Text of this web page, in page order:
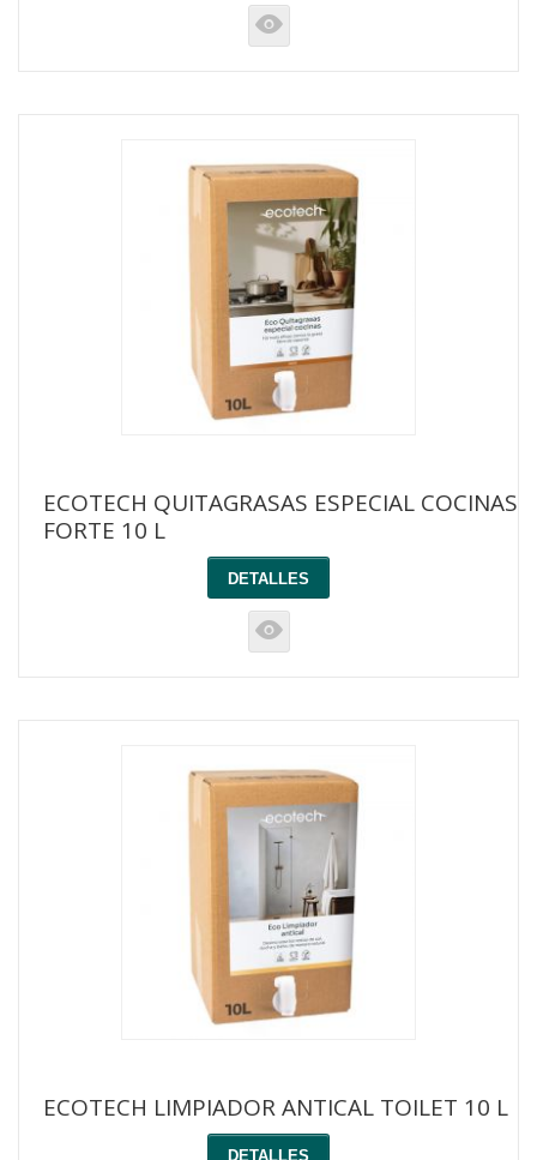
K
ECOTECH QUITAGRASAS ESPECIAL COCINAS
FORTE 10 L
DETALLES
K
ECOTECH LIMPIADOR ANTICAL TOILET 10 L
DETALLES